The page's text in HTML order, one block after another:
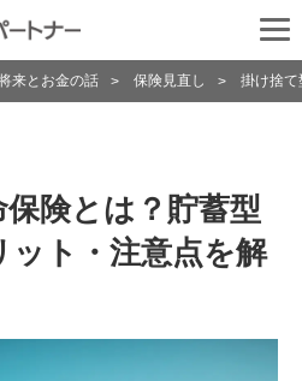
来とお金の話 > 保険見直し > 掛け捨て
険とは？貯蓄型
ット・注意点を解